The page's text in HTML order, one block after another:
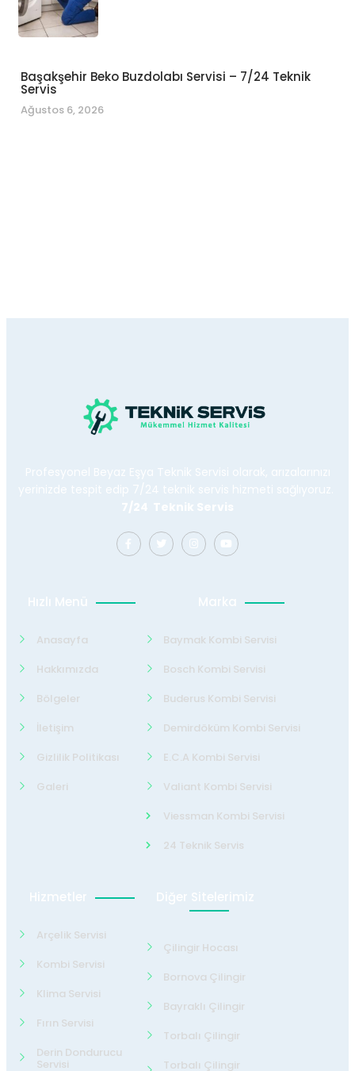
Başakşehir Beko Buzdolabı Servisi – 7/24 Teknik
Servis
Ağustos 6, 2026
Profesyonel Beyaz Eşya Teknik Servisi olarak, arızalarınızı
yerinizde tespit edip 7/24 teknik servis hizmeti sağlıyoruz.
7/24 Teknik Servis
Hızlı Menü
Anasayfa
Hakkımızda
Bölgeler
İletişim
Gizlilik Politikası
Galeri
Marka
Baymak Kombi Servisi
Bosch Kombi Servisi
Buderus Kombi Servisi
Demirdöküm Kombi Servisi
E.C.A Kombi Servisi
Valiant Kombi Servisi
Viessman Kombi Servisi
24 Teknik Servis
Hizmetler
Arçelik Servisi
Kombi Servisi
Klima Servisi
Fırın Servisi
Derin Dondurucu
Servisi
Diğer Sitelerimiz
Çilingir Hocası
Bornova Çilingir
Bayraklı Çilingir
Torbalı Çilingir
Torbalı Çilingir